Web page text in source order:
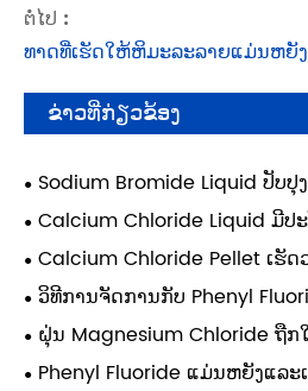
ຕໍ່ໄປ :
ທາດ​ທີ່​ເຮັດ​ໃຫ້​ຫິມະ​ລະ​ລາຍ​ແມ່ນ​ຫຍັ
ຂ່າວທີ່ກ່ຽວຂ້ອງ
Sodium Bromide Liquid ປັບ
ແນວໃດ?
Calcium Chloride Liquid ມີ
ໃຊ້ອຸດສາຫະກໍາ?
Calcium Chloride Pellet ເຮັ
ວິທີການຈັດການກັບ Phenyl
ນໍາໃຊ້ອຸດສາຫະກໍາ?
ຝຸ່ນ Magnesium Chloride ຖື
ກໍາ?
Phenyl Fluoride ແມ່ນຫຍັງແລ